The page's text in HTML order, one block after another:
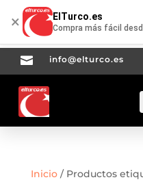
 info@elturco.es
Inicio/ Productos
× ElTurco.es
Compra más fácil